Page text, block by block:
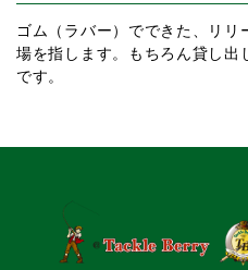
ゴム（ラバー）でできた、リリ
場を指します。もちろん貸し出
です。